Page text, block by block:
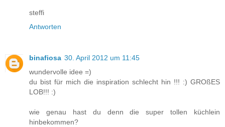
steffi
Antworten
binafiosa 30. April 2012 um 11:45
wundervolle idee =)
du bist für mich die inspiration schlecht hin !!! :) GROßES
LOB!!! :)
wie genau hast du denn die super tollen küchlein
hinbekommen?